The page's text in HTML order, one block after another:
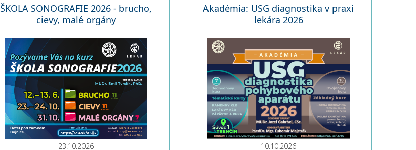
ŠKOLA SONOGRAFIE 2026 - brucho,
cievy, malé orgány
23.10.2026
Akadémia: USG diagnostika v praxi
lekára 2026
10.10.2026